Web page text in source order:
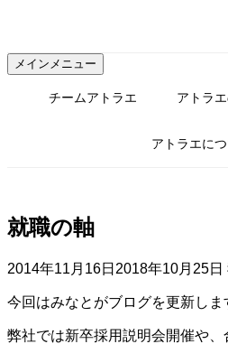
テ
ン
メインメニュー
チームアトラエ アトラ
アトラエに
就職の軸
2014年11月16日 2018年10月25日
今回はみなとがブログを更新しま
弊社では新卒採用説明会開催や